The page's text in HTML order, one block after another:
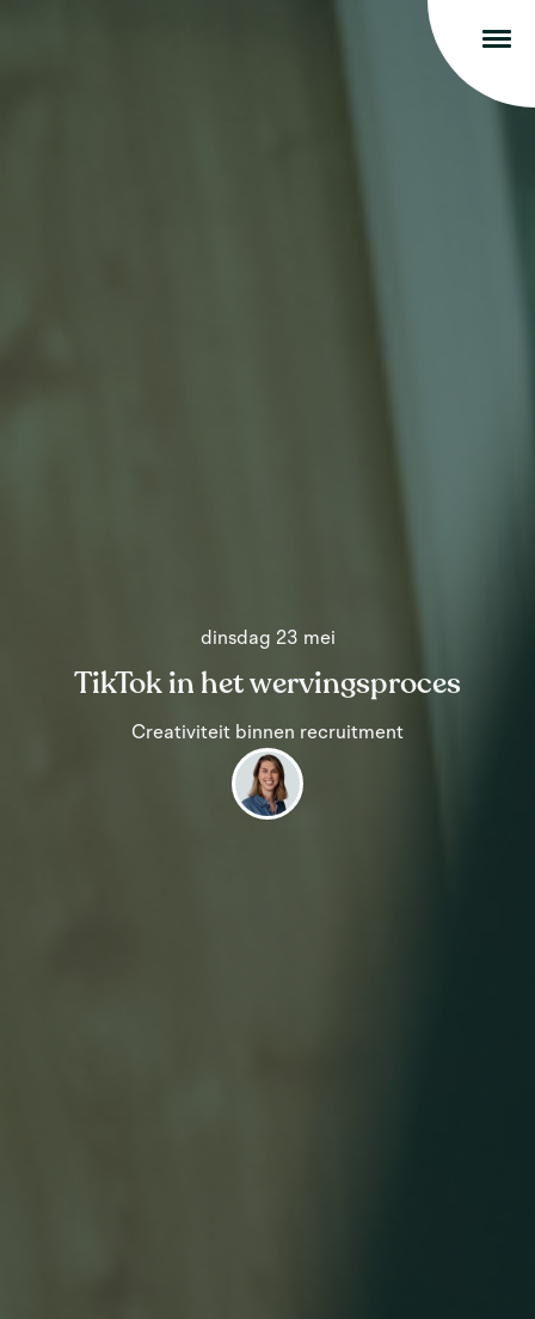
dinsdag 23 mei
TikTok in het wervingsproces
Creativiteit binnen recruitment